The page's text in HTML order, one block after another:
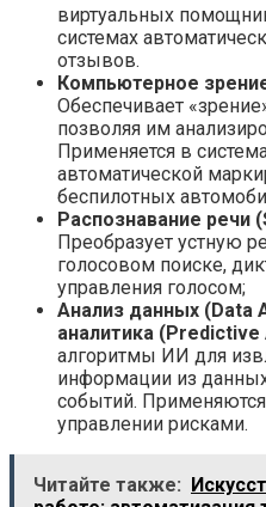
виртуальных
системах
отзывов.
Компьютерное
Обеспечивает
позволяя им
Применяется в
автоматической
беспилотных
Распознавание речи
Преобразует устную
голосовом поиске,
управления голосом;
Анализ данных (Data
аналитика (Predictive
алгоритмы ИИ для
информации из
событий.
управлении рисками.
Читайте также: